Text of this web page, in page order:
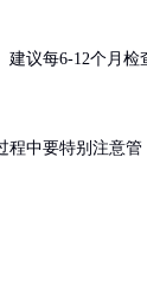
建议每6-12个月检
程中要特别注意管